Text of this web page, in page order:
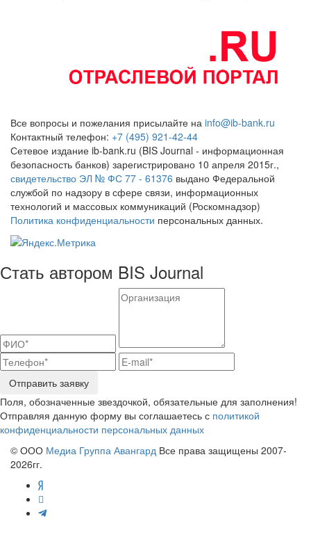
Все вопросы и пожелания присылайте на info@ib-bank.ru
Контактный телефон: +7 (495) 921-42-44
Сетевое издание ib-bank.ru (BIS Journal - информационная
безопасность банков) зарегистрировано 10 апреля 2015г.,
свидетельство ЭЛ № ФС 77 - 61376 выдано Федеральной
службой по надзору в сфере связи, информационных
технологий и массовых коммуникаций (Роскомнадзор)
Политика конфиденциальности персональных данных.
Стать автором BIS Journal
Отправить заявку
Поля, обозначенные звездочкой, обязательные для заполнения!
Отправляя данную форму вы соглашаетесь с политикой
конфиденциальности персональных данных
© ООО Медиа Группа Авангард Все права защищены 2007-
2026гг.